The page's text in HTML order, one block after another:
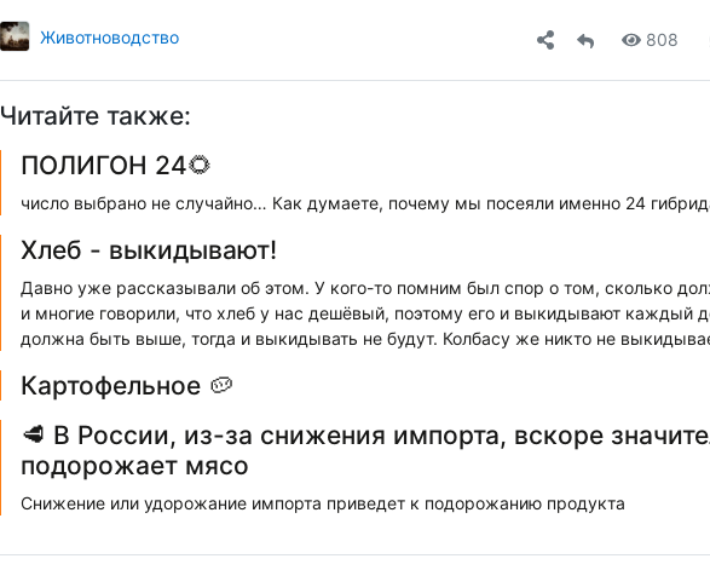
Животноводство 808
Читайте также:
ПОЛИГОН 24🌻
число выбрано не случайно… Как думаете, почему мы посеяли именно 24
Хлеб - выкидывают!
Давно уже рассказывали об этом. У кого-то помним был спор о том, сколько
и многие говорили, что хлеб у нас дешёвый, поэтому его и выкидывают каждый
должна быть выше, тогда и выкидывать не будут. Колбасу же никто не
Картофельное 🥔
🥩 В России, из-за снижения импорта, вскоре
подорожает мясо
Снижение или удорожание импорта приведет к подорожанию продукта